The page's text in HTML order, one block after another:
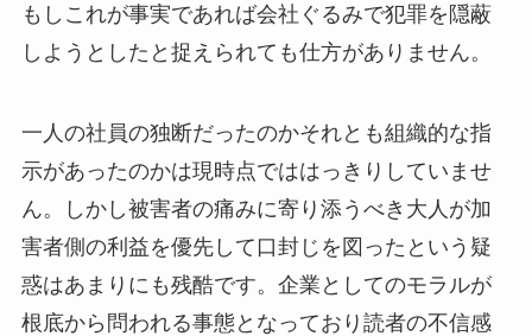
もしこれが事実であれば会社ぐるみで犯罪を隠蔽
しようとしたと捉えられても仕方がありません。
一人の社員の独断だったのかそれとも組織的な指
示があったのかは現時点でははっきりしていませ
ん。しかし被害者の痛みに寄り添うべき大人が加
害者側の利益を優先して口封じを図ったという疑
惑はあまりにも残酷です。企業としてのモラルが
根底から問われる事態となっており読者の不信感